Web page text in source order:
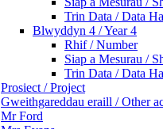
Trin Data / Data
Blwyddyn 4 / Year 4
Rhif / Number
Siap a Mesurau /
Trin Data / Data
Prosiect / Project
Gweithgareddau eraill / Other
Mr Ford